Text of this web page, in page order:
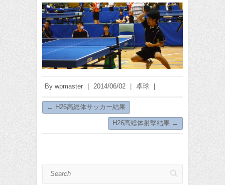
By wpmaster | 2014/06/02 | 卓球 |
← H26高総体サッカー結果
H26高総体射撃結果 →